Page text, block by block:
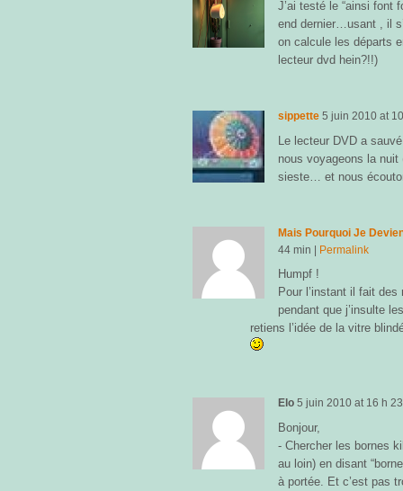
J’ai testé le “ainsi font
end dernier…usant , il
on calcule les départs
lecteur dvd hein?!!)
sippette 5 juin 2010 at
Le lecteur DVD a
nous voyageons la
sieste… et nous
Mais Pourquoi Je
44 min
Permalink
Humpf !
Pour l’instant il fait
pendant que j’insulte
retiens l’idée de la vitre
Elo 5 juin 2010 at 16 h
Bonjour,
- Chercher les bornes
au loin) en disant
à portée. Et c’est pas